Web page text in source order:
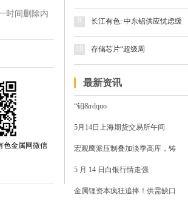
意愿增
，进一
买涨不买
刚需补
以对冲传
时间删除内
色金属网微信
长江有色: 中东铝供应忧虑缓
存储芯片“超级周
最新资讯
“钼&rdquo
5月14日上海期货交易所午间
宏观鹰派压制叠加淡季高库，铸
5 月 14 日白银行情走强
金属锂资本疯狂追捧！供需缺口